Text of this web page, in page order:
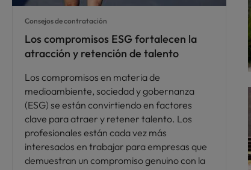
Consejos de contratación
Los compromisos ESG fortalecen la
atracción y retención de talento
Los compromisos en materia de
medioambiente, sociedad y gobernanza
(ESG) se están convirtiendo en factores
clave para atraer y retener talento. Los
profesionales están cada vez más
interesados en trabajar para empresas que
demuestran un compromiso genuino con la